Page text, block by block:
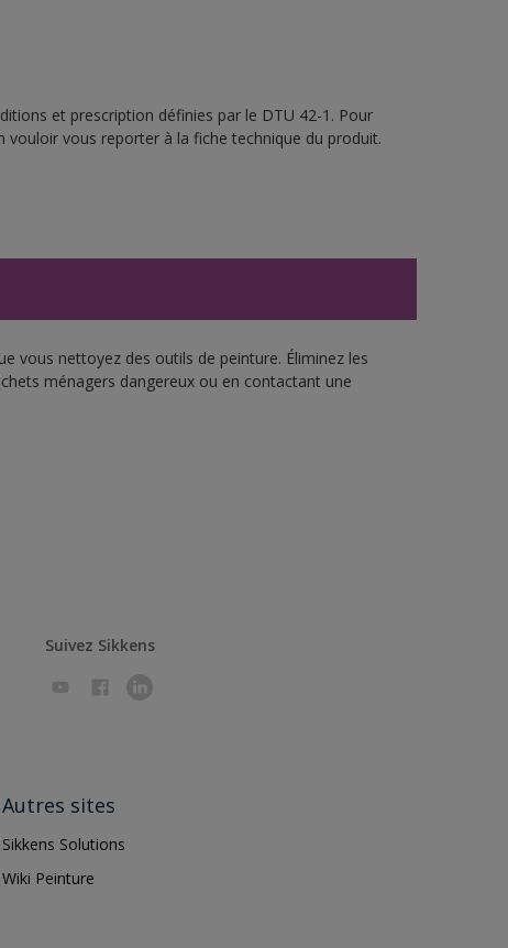
et prescription définies par le DTU 42-1. Pour
vous reporter à la fiche technique du produit.
vous nettoyez des outils de peinture. Éliminez les
ménagers dangereux ou en contactant une
Suivez Sikkens
Autres sites
Sikkens Solutions
Wiki Peinture